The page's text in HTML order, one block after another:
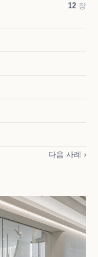
12 장
다음 사례 ›